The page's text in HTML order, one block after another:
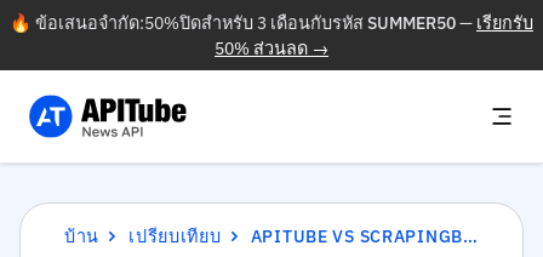
🔥 ข้อเสนอจำกัด:50%ปิดสำหรับ 3 เดือนกับรหัสSUMMER50— เรียกรับ
50% ส่วนลด →
บ้าน เปรียบเทียบ APITUBE VS SCRAPINGBEE